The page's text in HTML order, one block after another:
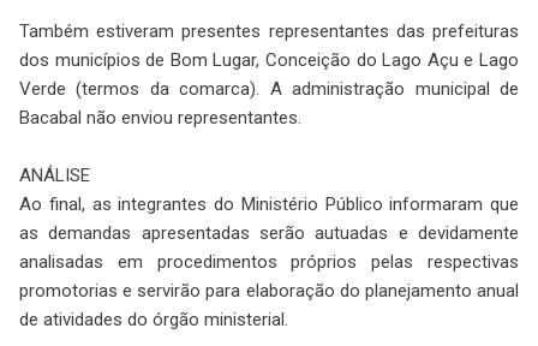
Também estiveram presentes representantes das prefeituras
dos municípios de Bom Lugar, Conceição do Lago Açu e Lago
Verde (termos da comarca). A administração municipal de
Bacabal não enviou representantes.
ANÁLISE
Ao final, as integrantes do Ministério Público informaram que
as demandas apresentadas serão autuadas e devidamente
analisadas em procedimentos próprios pelas respectivas
promotorias e servirão para elaboração do planejamento anual
de atividades do órgão ministerial.